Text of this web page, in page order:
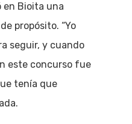
en Bioita una
propósito. “Yo
seguir, y cuando
este concurso fue
tenía que